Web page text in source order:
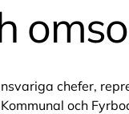
chefer,
och